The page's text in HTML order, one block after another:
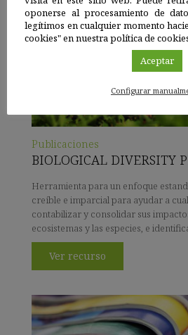
Publicaciones
BIOLOGICAL DIVERSITY
Herramienta para un enfoque
creíble e imparcial para ayudar a
contabilizar y consolidar sus
ecosistemas y las especies, e
Ver recurso
oponerse al procesamiento de
legítimos en cualquier momento
cookies" en nuestra política de
Aceptar
Configurar